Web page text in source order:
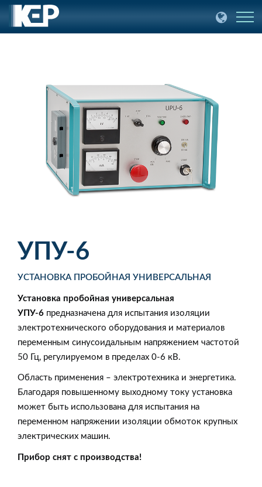
УПУ-6
УСТАНОВКА ПРОБОЙНАЯ УНИВЕРСАЛЬНАЯ
Установка пробойная универсальная
УПУ-6 предназначена для испытания изоляции
электротехнического оборудования и материалов
переменным синусоидальным напряжением частотой
50 Гц, регулируемом в пределах 0-6 кВ.
Область применения – электротехника и энергетика.
Благодаря повышенному выходному току установка
может быть использована для испытания на
переменном напряжении изоляции обмоток крупных
электрических машин.
Прибор снят с производства!